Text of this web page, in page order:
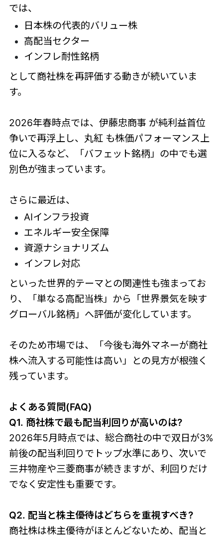
では、
日本株の代表的バリュー株
高配当セクター
インフレ耐性銘柄
として商社株を再評価する動きが続いていま
す。
2026年春時点では、伊藤忠商事 が純利益首位
争いで再浮上し、丸紅 も株価パフォーマンス上
位に入るなど、「バフェット銘柄」の中でも選
別色が強まっています。
さらに最近は、
AIインフラ投資
エネルギー安全保障
資源ナショナリズム
インフレ対応
といった世界的テーマとの関連性も強まってお
り、「単なる高配当株」から「世界景気を映す
グローバル銘柄」へ評価が変化しています。
そのため市場では、「今後も海外マネーが商社
株へ流入する可能性は高い」との見方が根強く
残っています。
よくある質問(FAQ)
Q1. 商社株で最も配当利回りが高いのは?
2026年5月時点では、総合商社の中で双日が3%
前後の配当利回りでトップ水準にあり、次いで
三井物産や三菱商事が続きますが、利回りだけ
でなく安定性も重要です。
Q2. 配当と株主優待はどちらを重視すべき?
商社株は株主優待がほとんどないため、配当と